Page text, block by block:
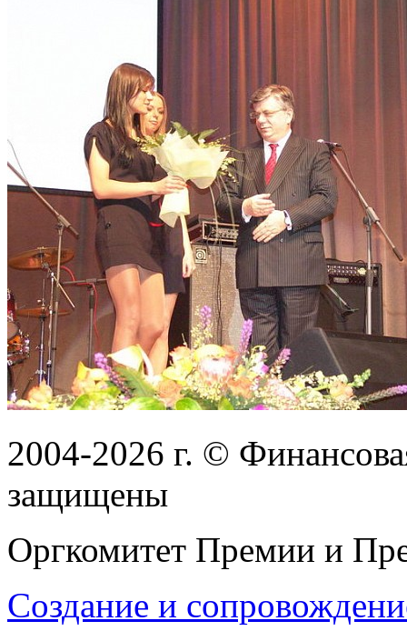
2004-2026 г. ©
защищены
Оргкомитет Премии и
Создание и